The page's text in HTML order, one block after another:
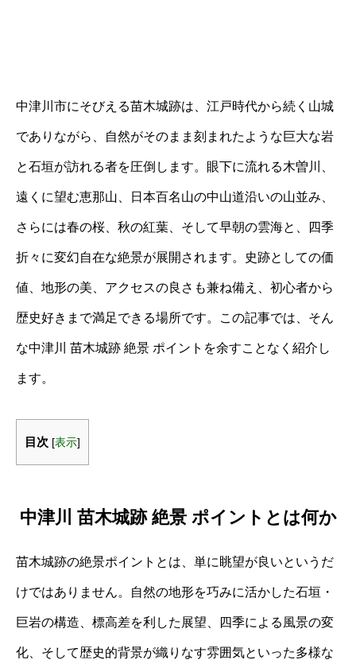
中津川市にそびえる苗木城跡は、江戸時代から続く山城
でありながら、自然がそのまま刻まれたような巨大な岩
と石垣が訪れる者を圧倒します。眼下に流れる木曽川、
遠くに望む恵那山、日本百名山の中山道沿いの山並み、
さらには春の桜、秋の紅葉、そして早朝の雲海と、四季
折々に変幻自在な絶景が展開されます。史跡としての価
値、地形の美、アクセスの良さも兼ね備え、初心者から
歴史好きまで満足できる場所です。この記事では、そん
な中津川 苗木城跡 絶景 ポイントを余すことなく紹介し
ます。
目次 [表示]
中津川 苗木城跡 絶景 ポイントとは何か
苗木城跡の絶景ポイントとは、単に眺望が良いというだ
けではありません。自然の地形を巧みに活かした石垣・
巨岩の構造、標高差を利した展望、四季による風景の変
化、そして歴史的背景が織りなす雰囲気といった多様な